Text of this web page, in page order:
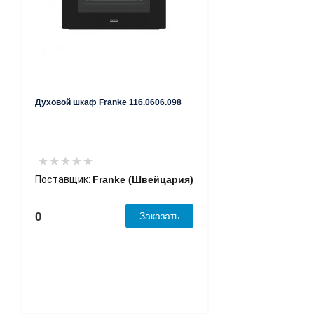
Духовой шкаф Franke 116.0606.098
Поставщик: Franke (Швейцария)
0 Заказать